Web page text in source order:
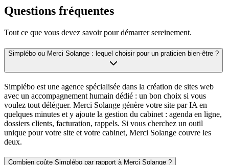
Questions fréquentes
Tout ce que vous devez savoir pour démarrer sereinement.
Simplébo ou Merci Solange : lequel choisir pour un praticien bien-être ?
Simplébo est une agence spécialisée dans la création de sites web
avec un accompagnement humain dédié : un bon choix si vous
voulez tout déléguer. Merci Solange génère votre site par IA en
quelques minutes et y ajoute la gestion du cabinet : agenda en ligne,
dossiers clients, facturation, rappels. Si vous cherchez un outil
unique pour votre site et votre cabinet, Merci Solange couvre les
deux.
Combien coûte Simplébo par rapport à Merci Solange ?